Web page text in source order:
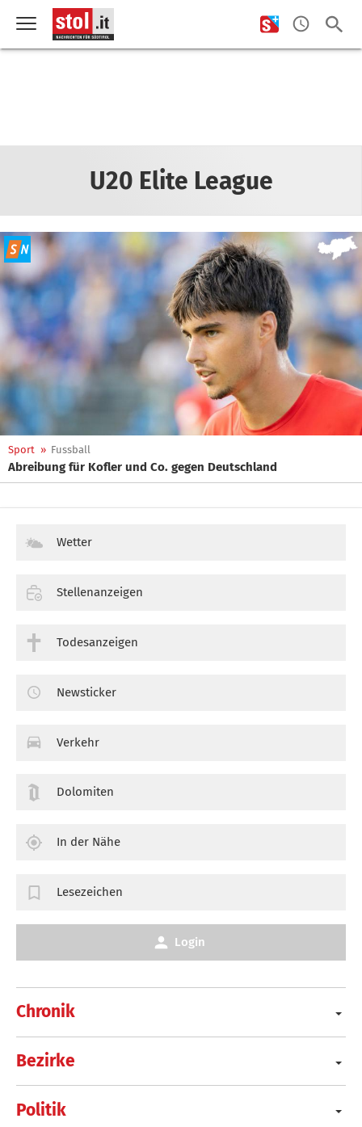
U20 Elite League
Sport » Fussball
Abreibung für Kofler und Co. gegen Deutschland
Chronik
Bezirke
Politik
Wetter
Stellenanzeigen
Todesanzeigen
Newsticker
Verkehr
Dolomiten
In der Nähe
Lesezeichen
Login